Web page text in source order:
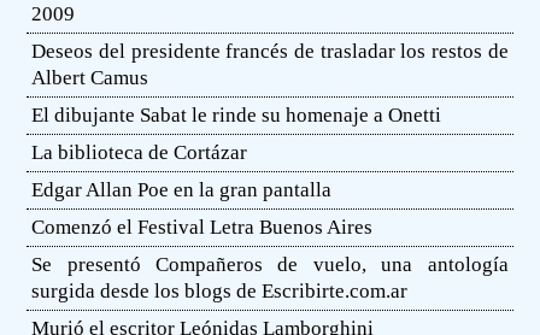
2009
Deseos del presidente francés de trasladar los restos de
Albert Camus
El dibujante Sabat le rinde su homenaje a Onetti
La biblioteca de Cortázar
Edgar Allan Poe en la gran pantalla
Comenzó el Festival Letra Buenos Aires
Se presentó Compañeros de vuelo, una antología
surgida desde los blogs de Escribirte.com.ar
Murió el escritor Leónidas Lamborghini